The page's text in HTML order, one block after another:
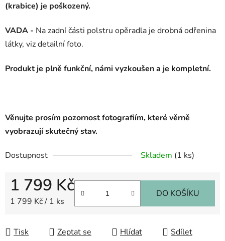
(krabice) je poškozený.
VADA - Na zadní části polstru opěradla je drobná odřenina
látky, viz detailní foto.
Produkt je plně funkční, námi vyzkoušen a je kompletní.
Věnujte prosím pozornost fotografiím, které věrně
vyobrazují skutečný stav.
Dostupnost Skladem (1 ks)
1 799 Kč
Měrná cena:
1 799 Kč / 1 ks
DO KOŠÍKU
Tisk Zeptat se Hlídat Sdílet